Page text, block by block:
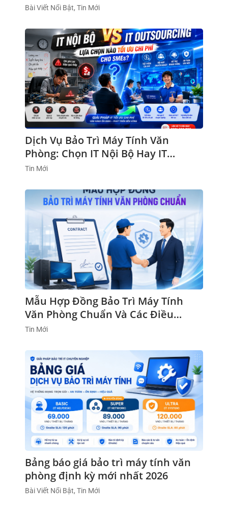
Hay Không
Bài Viết Nổi Bật, Tin Mới
Dịch Vụ Bảo Trì Máy Tính Văn
Phòng: Chọn IT Nội Bộ Hay IT
Outsourcing?
Tin Mới
Mẫu Hợp Đồng Bảo Trì Máy Tính
Văn Phòng Chuẩn Và Các Điều
Khoản Cần Lưu Ý
Tin Mới
Bảng báo giá bảo trì máy tính văn
phòng định kỳ mới nhất 2026
Bài Viết Nổi Bật, Tin Mới